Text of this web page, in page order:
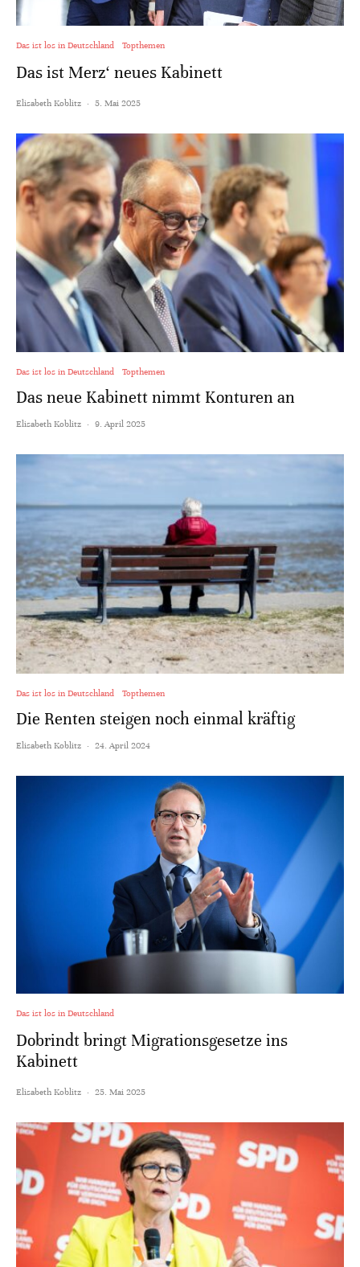
Das ist los in Deutschland Topthemen
Das ist Merz‘ neues Kabinett
Elisabeth Koblitz · 5. Mai 2025
Das ist los in Deutschland Topthemen
Das neue Kabinett nimmt Konturen an
Elisabeth Koblitz · 9. April 2025
Das ist los in Deutschland Topthemen
Die Renten steigen noch einmal kräftig
Elisabeth Koblitz · 24. April 2024
Das ist los in Deutschland
Dobrindt bringt Migrationsgesetze ins
Kabinett
Elisabeth Koblitz · 25. Mai 2025